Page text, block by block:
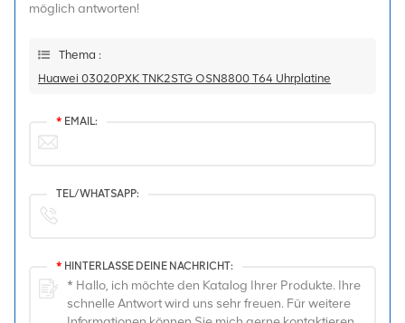
möglich antworten!
Thema :
Huawei 03020PXK TNK2STG OSN8800 T64 Uhrplatine
* EMAIL:
TEL/WHATSAPP:
* HINTERLASSE DEINE NACHRICHT: